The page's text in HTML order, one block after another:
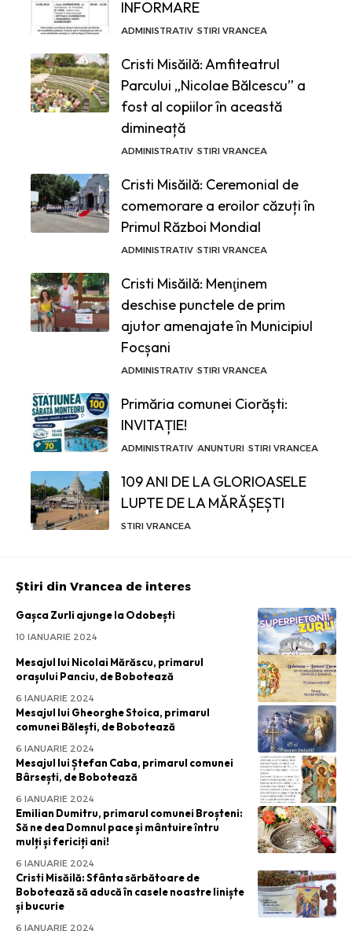
INFORMARE
ADMINISTRATIV STIRI VRANCEA
Cristi Misăilă: Amfiteatrul
Parcului „Nicolae Bălcescu” a
fost al copiilor în această
dimineață
ADMINISTRATIV STIRI VRANCEA
Cristi Misăilă: Ceremonial de
comemorare a eroilor căzuți în
Primul Război Mondial
ADMINISTRATIV STIRI VRANCEA
Cristi Misăilă: Menţinem
deschise punctele de prim
ajutor amenajate în Municipiul
Focșani
ADMINISTRATIV STIRI VRANCEA
Primăria comunei Ciorăști:
INVITAȚIE!
ADMINISTRATIV ANUNTURI STIRI VRANCEA
109 ANI DE LA GLORIOASELE
LUPTE DE LA MĂRĂȘEȘTI
STIRI VRANCEA
Știri din Vrancea de interes
Gașca Zurli ajunge la Odobești
10 IANUARIE 2024
Mesajul lui Nicolai Mărăscu, primarul
orașului Panciu, de Bobotează
6 IANUARIE 2024
Mesajul lui Gheorghe Stoica, primarul
comunei Bălești, de Bobotează
6 IANUARIE 2024
Mesajul lui Ștefan Caba, primarul comunei
Bârsești, de Bobotează
6 IANUARIE 2024
Emilian Dumitru, primarul comunei Broșteni:
Să ne dea Domnul pace și mântuire întru
mulți și fericiți ani!
6 IANUARIE 2024
Cristi Misăilă: Sfânta sărbătoare de
Bobotează să aducă în casele noastre liniște
și bucurie
6 IANUARIE 2024